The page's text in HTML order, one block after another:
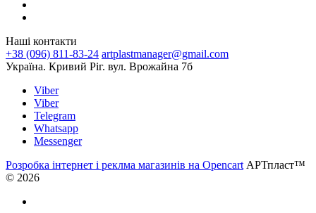
Наші контакти
+38 (096) 811-83-24 artplastmanager@gmail.com
Україна. Кривий Ріг. вул. Врожайна 7б
Viber
Viber
Telegram
Whatsapp
Messenger
Розробка інтернет і реклма магазинів на Opencart АРТпласт™
© 2026